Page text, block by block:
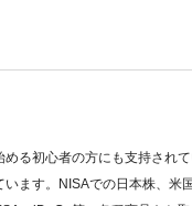
る初心者の方にも支持されて
ます。NISAでの日本株、米